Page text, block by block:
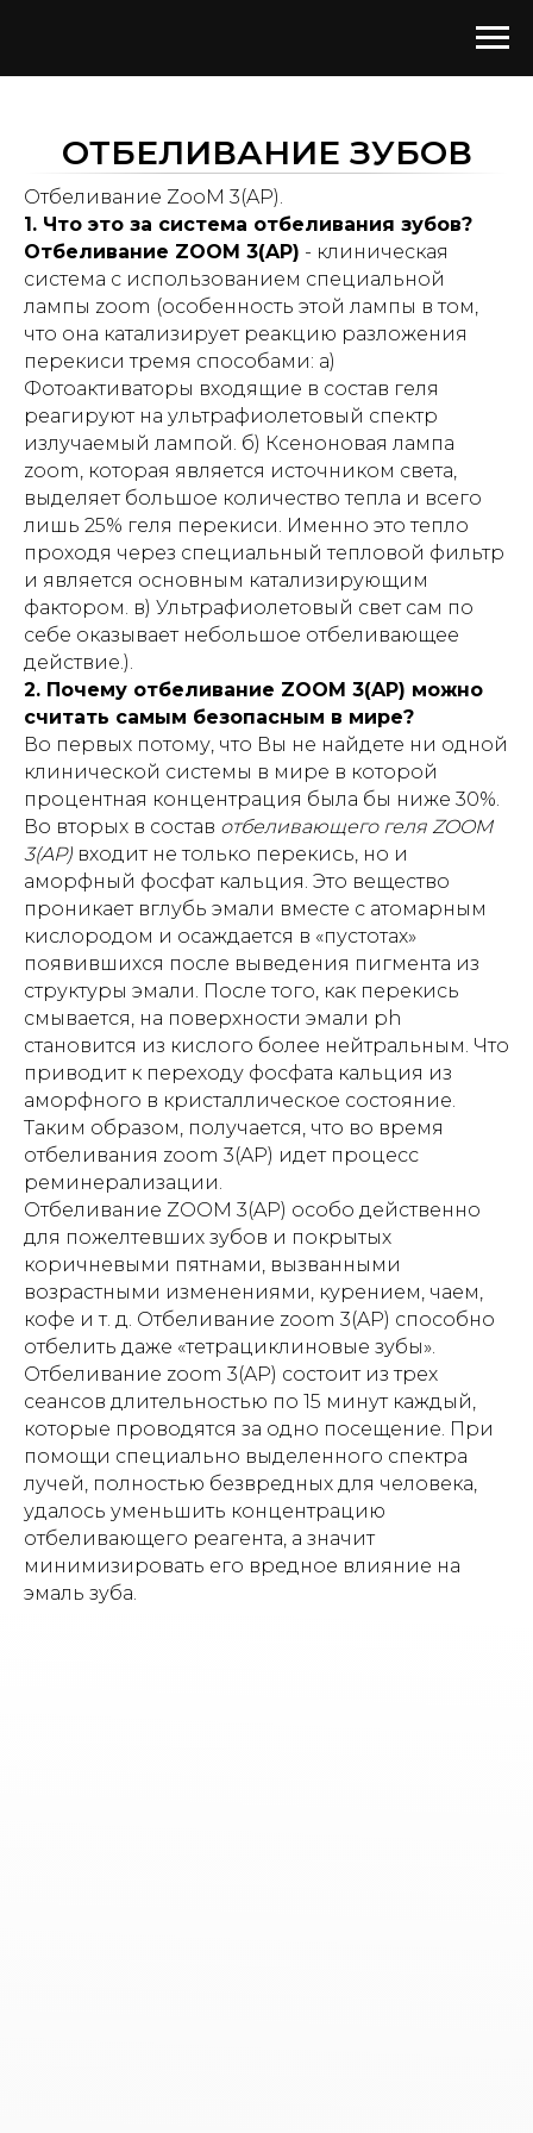
ОТБЕЛИВАНИЕ ЗУБОВ
Отбеливание ZooM 3(AP).
1. Что это за система отбеливания зубов?
Отбеливание ZOOM 3(AP) - клиническая
система с использованием специальной
лампы zoom (особенность этой лампы в том,
что она катализирует реакцию разложения
перекиси тремя способами: а)
Фотоактиваторы входящие в состав геля
реагируют на ультрафиолетовый спектр
излучаемый лампой. б) Ксеноновая лампа
zoom, которая является источником света,
выделяет большое количество тепла и всего
лишь 25% геля перекиси. Именно это тепло
проходя через специальный тепловой фильтр
и является основным катализирующим
фактором. в) Ультрафиолетовый свет сам по
себе оказывает небольшое отбеливающее
действие.).
2. Почему отбеливание ZOOM 3(AP) можно
считать самым безопасным в мире?
Во первых потому, что Вы не найдете ни одной
клинической системы в мире в которой
процентная концентрация была бы ниже 30%.
Во вторых в состав отбеливающего геля ZOOM
3(AP) входит не только перекись, но и
аморфный фосфат кальция. Это вещество
проникает вглубь эмали вместе с атомарным
кислородом и осаждается в «пустотах»
появившихся после выведения пигмента из
структуры эмали. После того, как перекись
смывается, на поверхности эмали ph
становится из кислого более нейтральным. Что
приводит к переходу фосфата кальция из
аморфного в кристаллическое состояние.
Таким образом, получается, что во время
отбеливания zoom 3(AP) идет процесс
реминерализации.
Отбеливание ZOOM 3(AP) особо действенно
для пожелтевших зубов и покрытых
коричневыми пятнами, вызванными
возрастными изменениями, курением, чаем,
кофе и т. д. Отбеливание zoom 3(AP) способно
отбелить даже «тетрациклиновые зубы».
Отбеливание zoom 3(AP) состоит из трех
сеансов длительностью по 15 минут каждый,
которые проводятся за одно посещение. При
помощи специально выделенного спектра
лучей, полностью безвредных для человека,
удалось уменьшить концентрацию
отбеливающего реагента, а значит
минимизировать его вредное влияние на
эмаль зуба.